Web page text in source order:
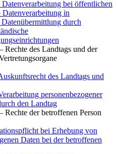
Datenverarbeitung bei öffentlichen
Datenverarbeitung in
Datenübermittlung durch
Rechte des Landtags und der
des Landtags und
personenbezogener
den Landtag
Rechte der betroffenen Person
bei Erhebung von
Daten bei der betroffenen